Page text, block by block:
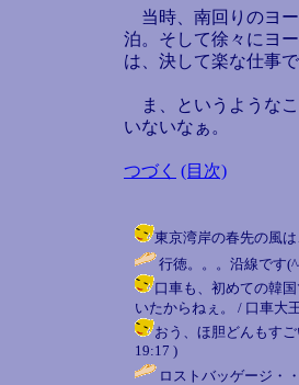
当時、南回りのヨー
泊。そして徐々にヨ
は、決して楽な仕事
ま、というようなこ
いないなぁ。
つづく (目次)
東京湾岸の春先の風
行徳。。。沿線です
口車も、初めての韓
いたからねぇ。 / 口車大
おう、ほ胆どんもす
19:17 )
ロストバッゲージ・